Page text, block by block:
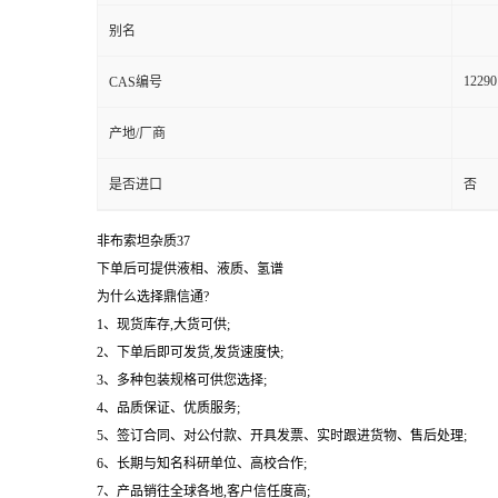
别名
CAS编号
产地/厂商
是否进口 否
非布索坦杂质37
下单后可提供液相、液质、氢谱
为什么选择鼎信通?
1、现货库存,大货可供;
2、下单后即可发货,发货速度快;
3、多种包装规格可供您选择;
4、品质保证、优质服务;
5、签订合同、对公付款、开具发票、实时跟进货物、售后处理;
6、长期与知名科研单位、高校合作;
7、产品销往全球各地,客户信任度高;